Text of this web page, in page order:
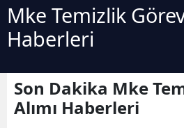
Mke Temizlik
Haberleri
Son Dakika Mke
Alımı Haberleri